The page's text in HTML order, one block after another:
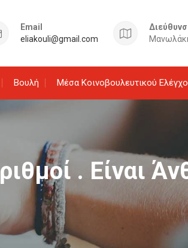
Email
eliakouli@gmail.com
Βουλή Μέσα Κοινοβουλευτικού
. Είναι